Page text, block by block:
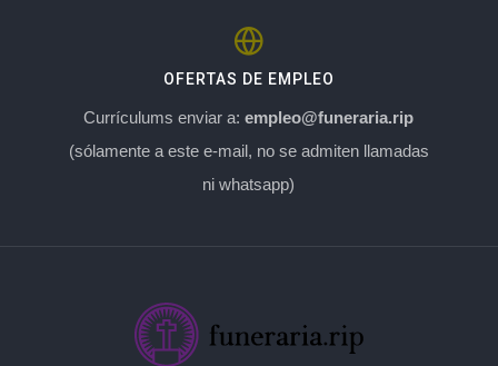
OFERTAS DE EMPLEO
Currículums enviar a:empleo@funeraria.rip
(sólamente a este e-mail, no se admiten llamadas
ni whatsapp)